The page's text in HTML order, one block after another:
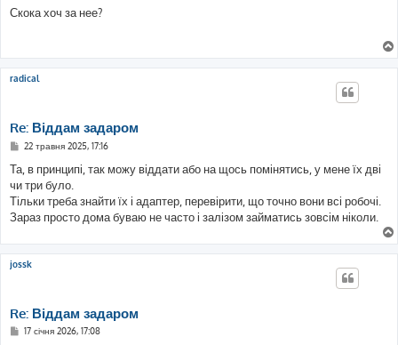
в
е
н
Скока хоч за нее?
radical
Re: Віддам задаром
П
в
і
д
о
м
л
я
22 травня 2025, 17:16
Та, в принципі, так можу віддати або на щось помінятись, у мене їх дві
чи три було.
Тільки треба знайти їх і адаптер, перевірити, що точно вони всі робочі.
Зараз просто дома буваю не часто і залізом займатись зовсім ніколи.
jossk
Re: Віддам задаром
П17 січня 2026, 17:08